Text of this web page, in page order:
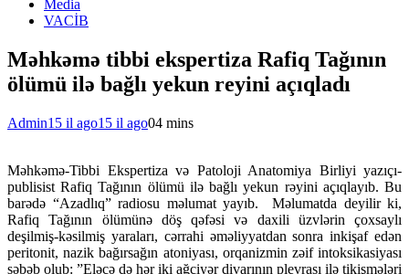
Media
VACİB
Məhkəmə tibbi ekspertiza Rafiq Tağının
ölümü ilə bağlı yekun reyini açıqladı
Admin15 il ago15 il ago04 mins
Məhkəmə-Tibbi Ekspertiza və Patoloji Anatomiya Birliyi yazıçı-
publisist Rafiq Tağının ölümü ilə bağlı yekun rəyini açıqlayıb. Bu
barədə “Azadlıq” radiosu məlumat yayıb. Məlumatda deyilir ki,
Rafiq Tağının ölümünə döş qəfəsi və daxili üzvlərin çoxsaylı
deşilmiş-kəsilmiş yaraları, cərrahi əməliyyatdan sonra inkişaf edən
peritonit, nazik bağırsağın atoniyası, orqanizmin zəif intoksikasiyası
səbəb olub: ”Eləcə də hər iki ağciyər divarının plevrası ilə tikişmələri